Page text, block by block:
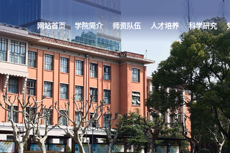
网站首页 学院简介 师资队伍 人才培养 科学研究